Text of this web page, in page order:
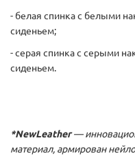
- белая спинка с белыми
сиденьем;
- серая спинка с серыми
сиденьем.
*NewLeather—
материал, армирован